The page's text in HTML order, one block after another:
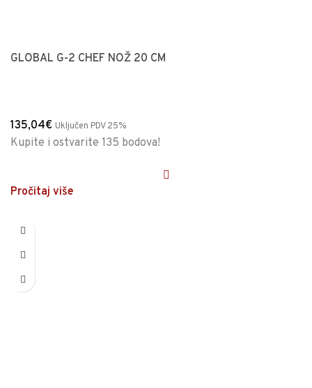
GLOBAL G-2 CHEF NOŽ 20 CM
135,04€ Uključen PDV 25%
Kupite i ostvarite 135 bodova!
Pročitaj više